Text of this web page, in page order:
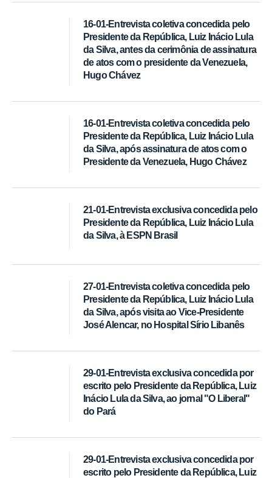
16-01-Entrevista coletiva concedida pelo
Presidente da República, Luiz Inácio Lula
da Silva, antes da cerimônia de assinatura
de atos com o presidente da Venezuela,
Hugo Chávez
16-01-Entrevista coletiva concedida pelo
Presidente da República, Luiz Inácio Lula
da Silva, após assinatura de atos com o
Presidente da Venezuela, Hugo Chávez
21-01-Entrevista exclusiva concedida pelo
Presidente da República, Luiz Inácio Lula
da Silva, à ESPN Brasil
27-01-Entrevista coletiva concedida pelo
Presidente da República, Luiz Inácio Lula
da Silva, após visita ao Vice-Presidente
José Alencar, no Hospital Sírio Libanês
29-01-Entrevista exclusiva concedida por
escrito pelo Presidente da República, Luiz
Inácio Lula da Silva, ao jornal "O Liberal"
do Pará
29-01-Entrevista exclusiva concedida por
escrito pelo Presidente da República, Luiz